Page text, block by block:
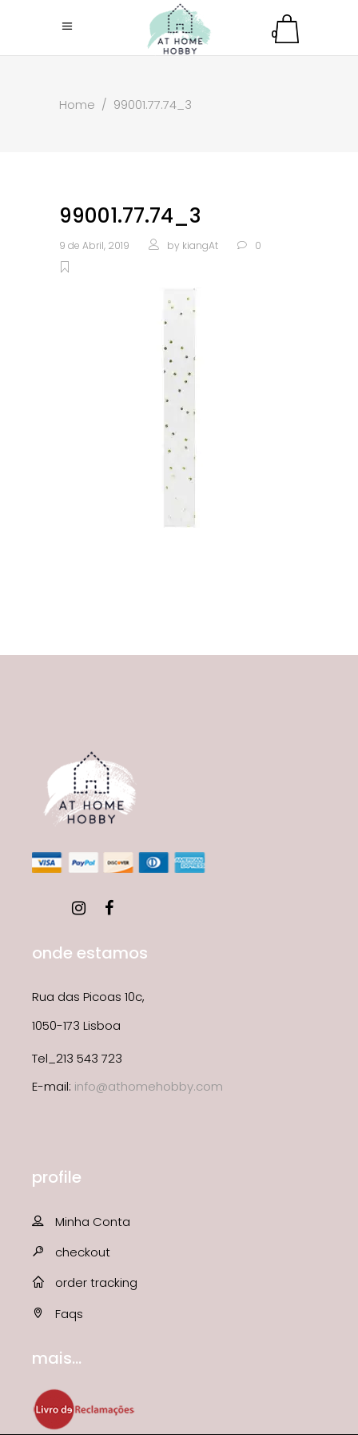
0
Home / 99001.77.74_3
99001.77.74_3
9 de Abril, 2019 by kiangAt 0
onde estamos
Rua das Picoas 10c,
1050-173 Lisboa
Tel_213 543 723
E-mail: info@athomehobby.com
profile
Minha Conta
checkout
order tracking
Faqs
mais...